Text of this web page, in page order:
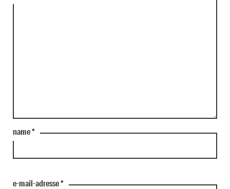
name*
e-mail-adresse*